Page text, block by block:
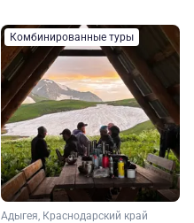
Комбинированные туры
Адыгея, Краснодарский край